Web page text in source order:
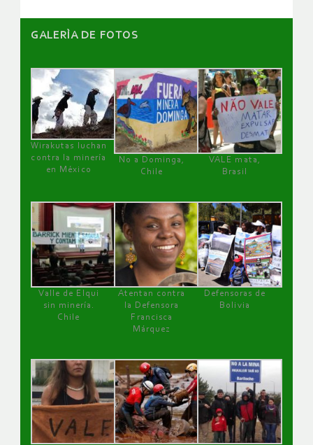
GALERÌA DE FOTOS
Wirakutas luchan
contra la minería
en México
No a Dominga,
Chile
VALE mata,
Brasil
Valle de Elqui
sin minería.
Chile
Atentan contra
la Defensora
Francisca
Márquez
Defensoras de
Bolivia